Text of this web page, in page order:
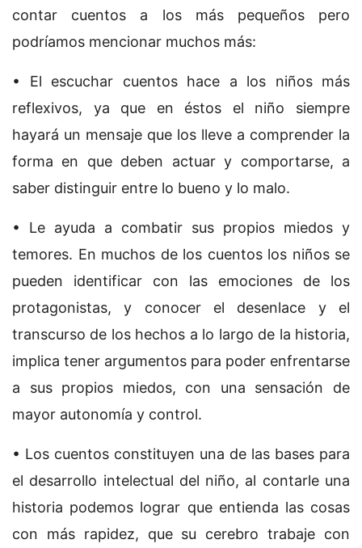
contar cuentos a los más pequeños pero
podríamos mencionar muchos más:
• El escuchar cuentos hace a los niños más
reflexivos, ya que en éstos el niño siempre
hayará un mensaje que los lleve a comprender la
forma en que deben actuar y comportarse, a
saber distinguir entre lo bueno y lo malo.
• Le ayuda a combatir sus propios miedos y
temores. En muchos de los cuentos los niños se
pueden identificar con las emociones de los
protagonistas, y conocer el desenlace y el
transcurso de los hechos a lo largo de la historia,
implica tener argumentos para poder enfrentarse
a sus propios miedos, con una sensación de
mayor autonomía y control.
• Los cuentos constituyen una de las bases para
el desarrollo intelectual del niño, al contarle una
historia podemos lograr que entienda las cosas
con más rapidez, que su cerebro trabaje con